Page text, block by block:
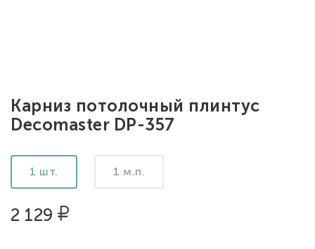
Карниз потолочный плинтус
Decomaster DP-357
1 шт. 1 м.п.
2 129